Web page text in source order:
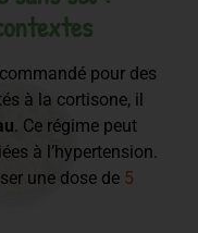
pour des
à la cortisone, il
. Ce régime peut
à l’hypertension.
une dose de 5